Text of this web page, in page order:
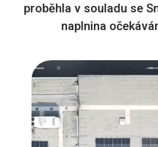
proběhla v souladu se
naplnina